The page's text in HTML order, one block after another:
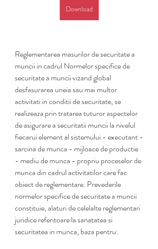
Download
Reglementarea masurilor de securitate a
muncii in cadrul Normelor specifice de
securitate a muncii vizand global
desfasurarea uneia sau mai multor
activitati in conditii de securitate, se
realizeaza prin tratarea tuturor aspectelor
de asigurare a securitatii muncii la nivelul
fiecarui element al sistemului - executant -
sarcina de munca - mijloace de productie
- mediu de munca - propriu proceselor de
munca din cadrul activitatilor care fac
obiect de reglementare. Prevederile
normelor specifice de securitate a muncii
constituie, alaturi de celelalte reglementari
juridice referitoare la sanatatea si
securitatea in munca, baza pentru: